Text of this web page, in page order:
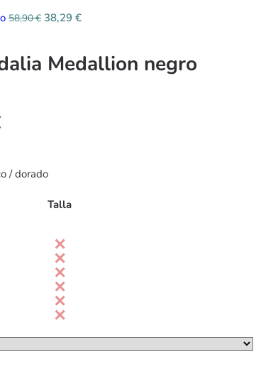
58,90€ 38,29 €
Medallion negro
/ dorado
Talla